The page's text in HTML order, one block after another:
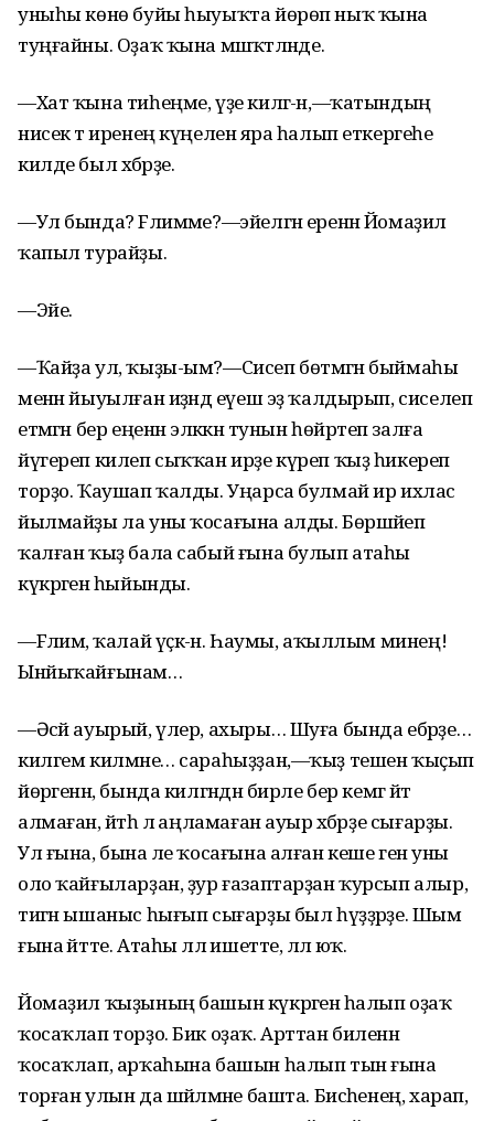
уныһы көнө буйы һыуыҡта йөрөп ныҡ ҡына
туңғайны. Оҙаҡ ҡына мәшәҡәтләнде.
—Хат ҡына тиһеңме, үҙе килгә-ән,—ҡатындың
нисек тә иренең күңеленә яра һалып еткергеһе
килде был хәбәрҙе.
—Ул бында? Fәлимәме?—эйелгән еренән Йомаҙил
ҡапыл турайҙы.
—Эйе.
—Ҡайҙа ул, ҡыҙы-ым?—Сисеп бөтмәгән быймаһы
менән йыуылған иҙәндә еүеш эҙ ҡалдырып, сиселеп
етмәгән бер еңенән эләккән тунын һөйрәтеп залға
йүгереп килеп сыҡҡан ирҙе күреп ҡыҙ һикереп
торҙо. Ҡаушап ҡалды. Уңарса булмай ир ихлас
йылмайҙы ла уны ҡосағына алды. Бөршәйеп
ҡалған ҡыҙ бала сабый ғына булып атаһы
күкрәгенә һыйынды.
—Fәлимә, ҡалай үҫкә-ән. Һаумы, аҡыллым минең!
Ынйыҡайғынам…
—Әсәй ауырый, үлер, ахыры… Шуға бында ебәрҙе…
килгем килмәне… сараһыҙҙан,—ҡыҙ тешен ҡыҫып
йөрәгенән, бында килгәндән бирле бер кемгә әйтә
алмаған, әйтһә лә аңламаған ауыр хәбәрҙе сығарҙы.
Ул ғына, бына әле ҡосағына алған кеше генә уны
оло ҡайғыларҙан, ҙур ғазаптарҙан ҡурсып алыр,
тигән ышаныс һығып сығарҙы был һүҙҙәрҙе. Шым
ғына әйтте. Атаһы әллә ишетте, әллә юҡ.
Йомаҙил ҡыҙының башын күкрәгенә һалып оҙаҡ
ҡосаҡлап торҙо. Бик оҙаҡ. Арттан биленән
ҡосаҡлап, арҡаһына башын һалып тын ғына
торған улын да шәйләмәне башта. Бисәһенең, харап,